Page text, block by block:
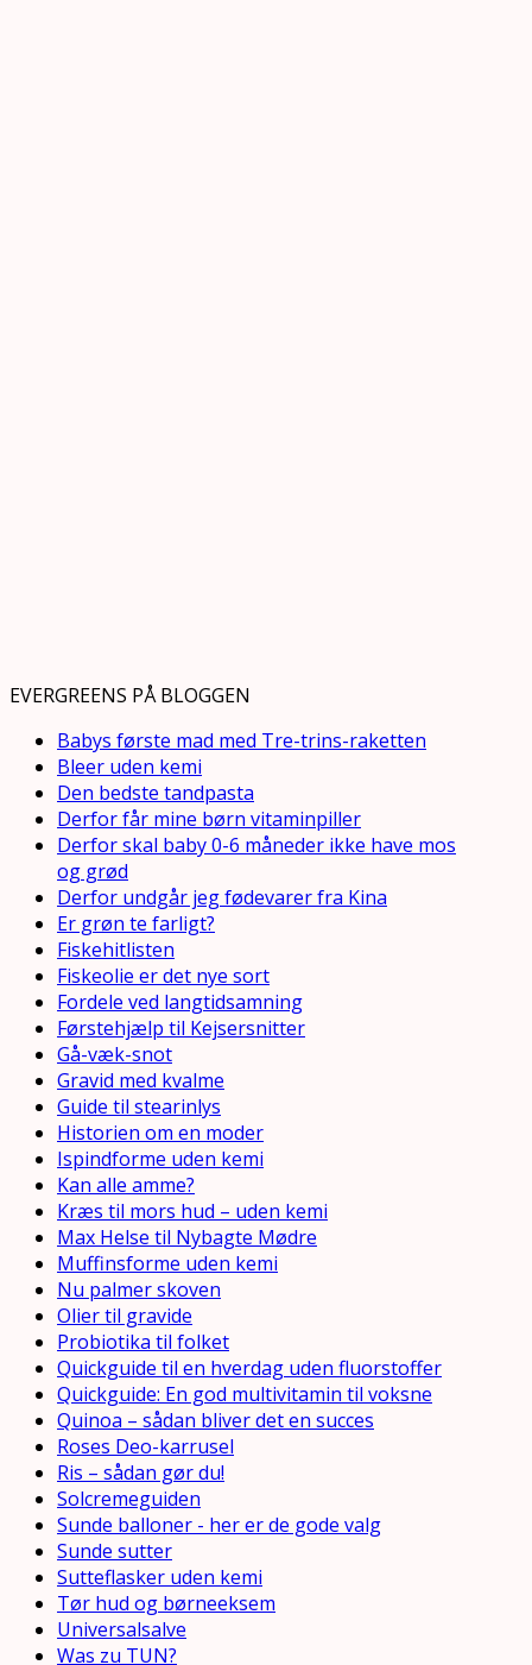
EVERGREENS PÅ BLOGGEN
Babys første mad med Tre-trins-raketten
Bleer uden kemi
Den bedste tandpasta
Derfor får mine børn vitaminpiller
Derfor skal baby 0-6 måneder ikke have mos
og grød
Derfor undgår jeg fødevarer fra Kina
Er grøn te farligt?
Fiskehitlisten
Fiskeolie er det nye sort
Fordele ved langtidsamning
Førstehjælp til Kejsersnitter
Gå-væk-snot
Gravid med kvalme
Guide til stearinlys
Historien om en moder
Ispindforme uden kemi
Kan alle amme?
Kræs til mors hud – uden kemi
Max Helse til Nybagte Mødre
Muffinsforme uden kemi
Nu palmer skoven
Olier til gravide
Probiotika til folket
Quickguide til en hverdag uden fluorstoffer
Quickguide: En god multivitamin til voksne
Quinoa – sådan bliver det en succes
Roses Deo-karrusel
Ris – sådan gør du!
Solcremeguiden
Sunde balloner - her er de gode valg
Sunde sutter
Sutteflasker uden kemi
Tør hud og børneeksem
Universalsalve
Was zu TUN?